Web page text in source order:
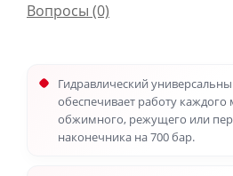
Вопросы (0)
Гидравлический
обеспечивает работу
обжимного, режущего или
наконечника на 700 бар.